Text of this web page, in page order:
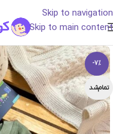
Skip to navigation
Skip to main content
-7%
تمام‌شد